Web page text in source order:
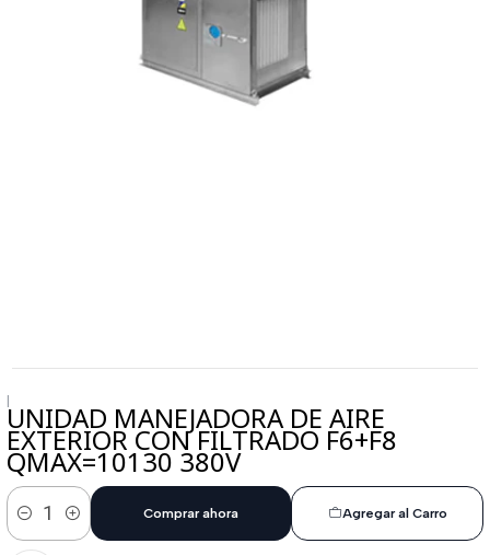
|UNIDAD MANEJADORA DE AIRE
EXTERIOR CON FILTRADO F6+F8
QMAX=10130 380V
Cantidad
Agregar al Carro
Comprar ahora